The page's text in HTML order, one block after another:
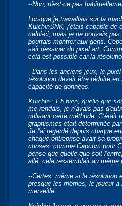
--Non, n'est-ce pas
Lorsque je travaillais sur la
KuichinSNK, j'étais capable de
celui-ci, mais je ne pouvais
pourrais montrer aux gens.
sait dessiner du pixel art.
cela est possible car la
--Dans les anciens jeux, le
résolution devait être réduite en
capacité de données.
Kuichin : Eh bien, quelle que
me rendais, je n'avais pas
utilisant cette méthode. C’était
graphismes était déterminée
Je l'ai regardé depuis chaque
chaque entreprise avait sa
choses, comme Capcom pour
pense que quelle que soit
allé, cela ressemblait au même
--Certes, même si la résolution
presque les mêmes, le joueur a
merveille.